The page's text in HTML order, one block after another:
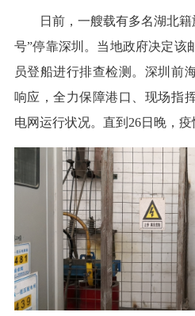
日前，一艘载有多名湖北
号”停靠深圳。当地政府决定该
员登船进行排查检测。深圳前
响应，全力保障港口、现场指
电网运行状况。直到26日晚，疫